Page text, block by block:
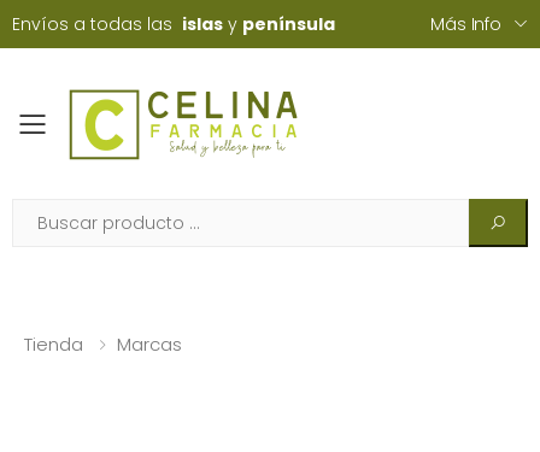
Envíos a todas las islas y península Más Info
Toggle mobile menu
Tienda Marcas